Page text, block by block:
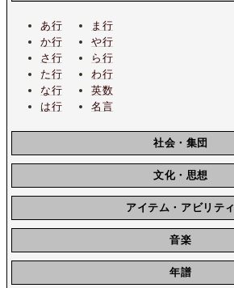
あ行
か行
さ行
た行
な行
は行
ま行
や行
ら行
わ行
英数
名言
社会・集団
文化・思想
アイテム・アビリティ
音楽
年譜